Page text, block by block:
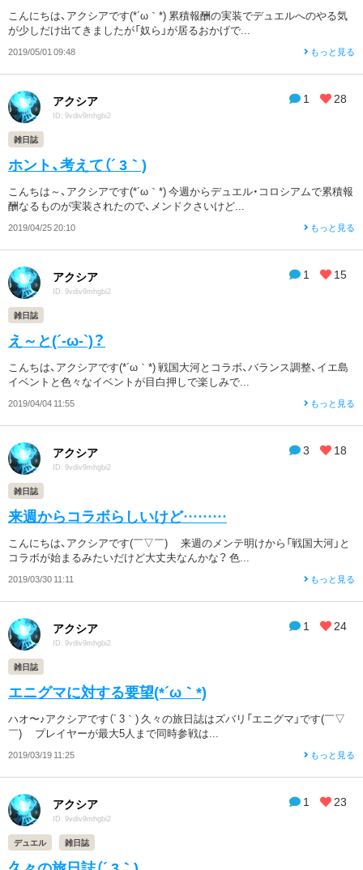
こんにちは、アクシアです(*´ω｀*) 累積報酬の実装でデュエルへのやる気
が少しだけ出てきましたが「奴ら」が居るおかげで...
2019/05/01 09:48 もっと見る
1 28
アクシア
ID: 9vdiv9mhgbi2
雑日誌
ホント、考えて（´ 3｀)
こんちは～、アクシアです(*´ω｀*) 今週からデュエル・コロシアムで累積報
酬なるものが実装されたので、メンドクさいけど...
2019/04/25 20:10 もっと見る
1 15
アクシア
ID: 9vdiv9mhgbi2
雑日誌
え～と(´-ω-`)？
こんちは、アクシアです(*´ω｀*) 戦国大河とコラボ、バランス調整、イエ島
イベントと色々なイベントが目白押しで楽しみで...
2019/04/04 11:55 もっと見る
3 18
アクシア
ID: 9vdiv9mhgbi2
雑日誌
来週からコラボらしいけど………
こんにちは、アクシアです(￣▽￣)ゞ 来週のメンテ明けから「戦国大河」と
コラボが始まるみたいだけど大丈夫なんかな？ 色...
2019/03/30 11:11 もっと見る
1 24
アクシア
ID: 9vdiv9mhgbi2
雑日誌
エニグマに対する要望(*´ω｀*)
ハオ〜♪アクシアです（´ 3｀) 久々の旅日誌はズバリ「エニグマ」です(￣▽
￣)ゞ プレイヤーが最大5人まで同時参戦は...
2019/03/19 11:25 もっと見る
1 23
アクシア
ID: 9vdiv9mhgbi2
デュエル 雑日誌